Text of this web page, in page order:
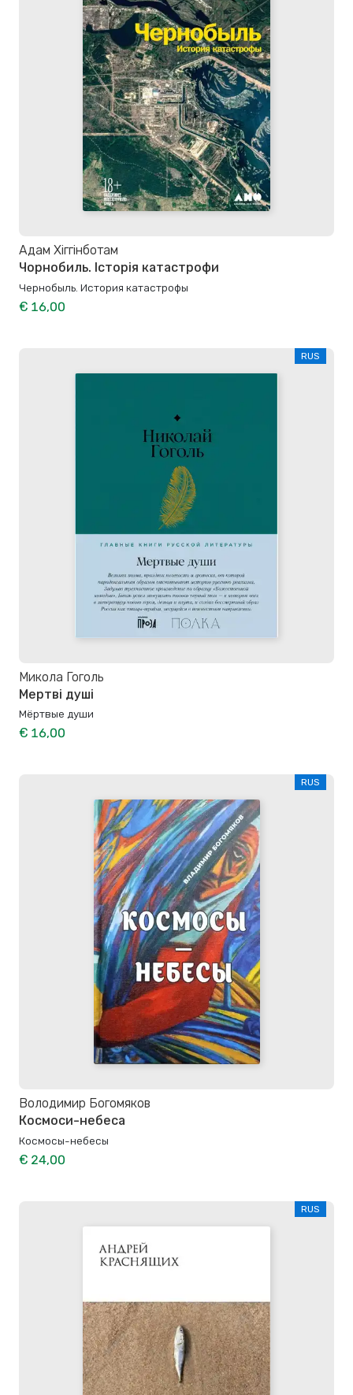
Адам Хіггінботам
Чорнобиль. Історія катастрофи
Чернобыль. История катастрофы
€ 16,00
RUS
Микола Гоголь
Мертві душі
Мёртвые души
€ 16,00
RUS
Володимир Богомяков
Космоси-небеса
Космосы-небесы
€ 24,00
RUS